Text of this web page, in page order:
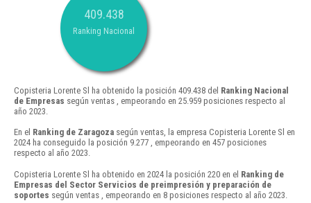
409.438
Ranking Nacional
Copisteria Lorente Sl ha obtenido la posición 409.438 del Ranking Nacional
de Empresas según ventas , empeorando en 25.959 posiciones respecto al
año 2023.
En el Ranking de Zaragoza según ventas, la empresa Copisteria Lorente Sl en
2024 ha conseguido la posición 9.277 , empeorando en 457 posiciones
respecto al año 2023.
Copisteria Lorente Sl ha obtenido en 2024 la posición 220 en el Ranking de
Empresas del Sector Servicios de preimpresión y preparación de
soportes según ventas , empeorando en 8 posiciones respecto al año 2023.